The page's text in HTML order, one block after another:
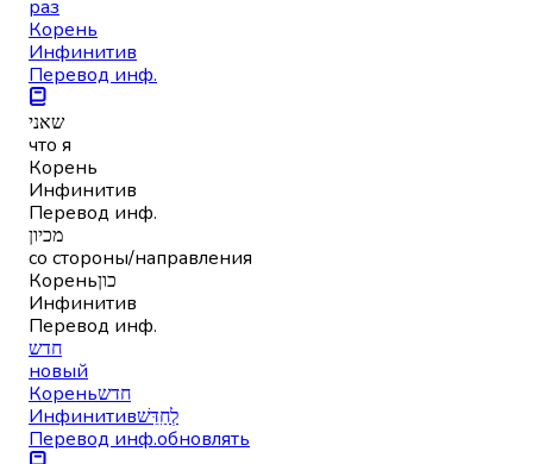
раз
Корень
Инфинитив
Перевод инф.
שאני
что я
Корень
Инфинитив
Перевод инф.
מכיון
со стороны/направления
Кореньכון
Инфинитив
Перевод инф.
חדש
новый
Кореньחדש
Инфинитивלְחַדֵּשׁ
Перевод инф.обновлять